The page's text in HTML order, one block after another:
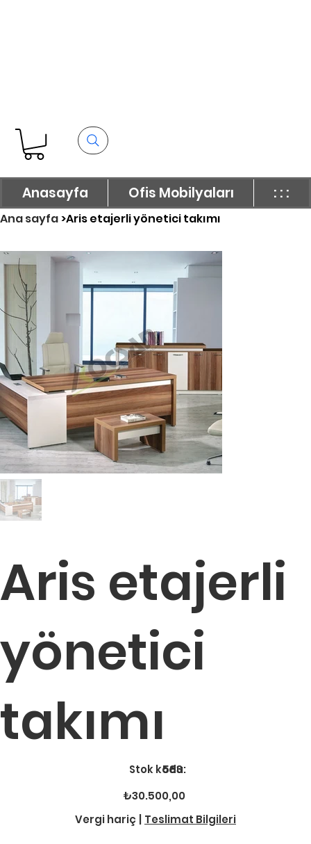
Anasayfa Ofis Mobilyaları : : :
Ana sayfa>Aris etajerli yönetici takımı
Aris etajerli
yönetici
takımı
Stok kodu:
Stok
kodu:
583
Fiyat
₺30.500,00
Vergi hariç
Teslimat Bilgileri